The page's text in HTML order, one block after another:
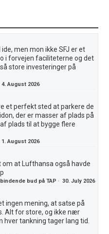
ide, men mon ikke SFJ er et
i forvejen faciliteterne og det
store investeringer på
4. August 2026
et perfekt sted at parkere de
der er masser af plads på
plads til at bygge flere
1. August 2026
om at Lufthansa også havde
bud på TAP ·30. July 2026
ingen mening, at satse på
Alt for store, og ikke nær
hver tankning tager lang tid.